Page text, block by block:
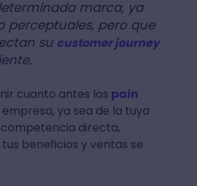
marca, ya
perceptuales, pero que
su customer journey
cuanto antes los pain
ya sea de la tuya
directa,
beneficios y ventas se